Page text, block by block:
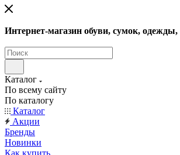
Интернет-магазин обуви, сумок,
Каталог
По всему сайту
По каталогу
Каталог
Акции
Бренды
Новинки
Как купить